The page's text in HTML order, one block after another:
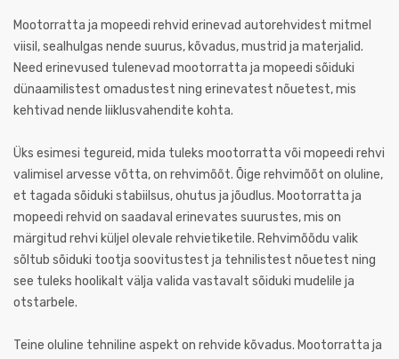
Mootorratta ja mopeedi rehvid erinevad autorehvidest mitmel
viisil, sealhulgas nende suurus, kõvadus, mustrid ja materjalid.
Need erinevused tulenevad mootorratta ja mopeedi sõiduki
dünaamilistest omadustest ning erinevatest nõuetest, mis
kehtivad nende liiklusvahendite kohta.
Üks esimesi tegureid, mida tuleks mootorratta või mopeedi rehvi
valimisel arvesse võtta, on rehvimõõt. Õige rehvimõõt on oluline,
et tagada sõiduki stabiilsus, ohutus ja jõudlus. Mootorratta ja
mopeedi rehvid on saadaval erinevates suurustes, mis on
märgitud rehvi küljel olevale rehvietiketile. Rehvimõõdu valik
sõltub sõiduki tootja soovitustest ja tehnilistest nõuetest ning
see tuleks hoolikalt välja valida vastavalt sõiduki mudelile ja
otstarbele.
Teine oluline tehniline aspekt on rehvide kõvadus. Mootorratta ja